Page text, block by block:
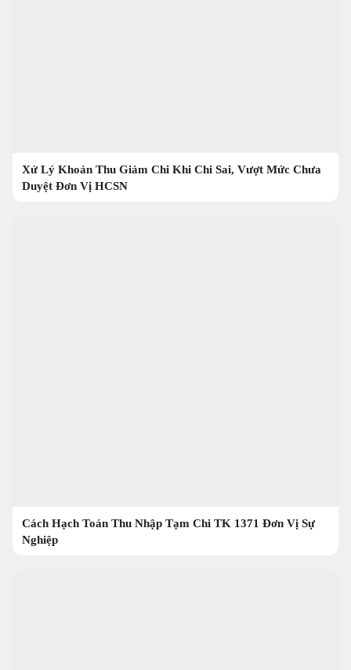
Xử Lý Khoản Thu Giảm Chi Khi Chi Sai, Vượt Mức Chưa
Duyệt Đơn Vị HCSN
Cách Hạch Toán Thu Nhập Tạm Chi TK 1371 Đơn Vị Sự
Nghiệp